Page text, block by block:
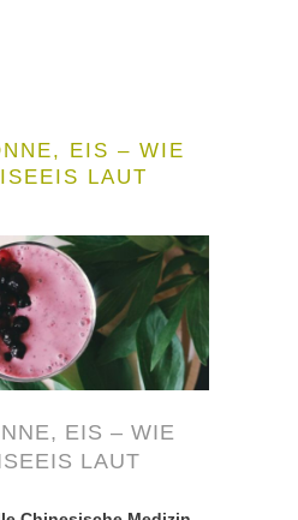
EIS – WIE
LAUT
EIS – WIE
LAUT